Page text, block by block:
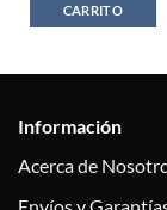
CARRITO
Información
Acerca de